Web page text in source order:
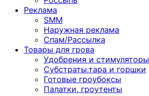
Реклама
SMM
Наружная реклама
Спам/Рассылка
Товары для грова
Удобрения и стимуляторы
Субстраты,тара и горшки
Готовые гроубоксы
Палатки, гроутенты